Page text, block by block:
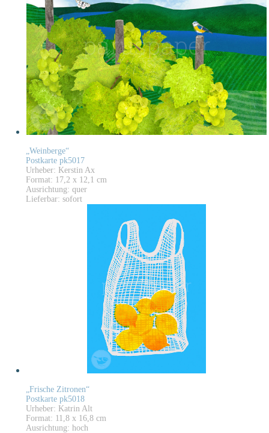
„Weinberge“
Postkarte pk5017
Urheber: Kerstin Ax
Format: 17,2 x 12,1 cm
Ausrichtung: quer
Lieferbar: sofort
„Frische Zitronen“
Postkarte pk5018
Urheber: Katrin Alt
Format: 11,8 x 16,8 cm
Ausrichtung: hoch